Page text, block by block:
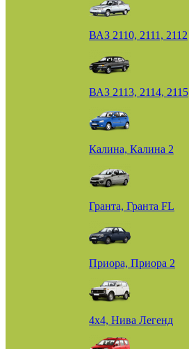
ВАЗ 2110, 2111, 2112
ВАЗ 2113, 2114, 2115
Калина, Калина 2
Гранта, Гранта FL
Приора, Приора 2
4х4, Нива Легенд